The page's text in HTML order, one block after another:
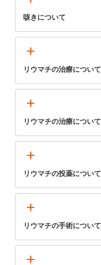
咳きについて
+
リウマチの治療について
+
リウマチの治療について
+
リウマチの投薬について
+
リウマチの手術について
+